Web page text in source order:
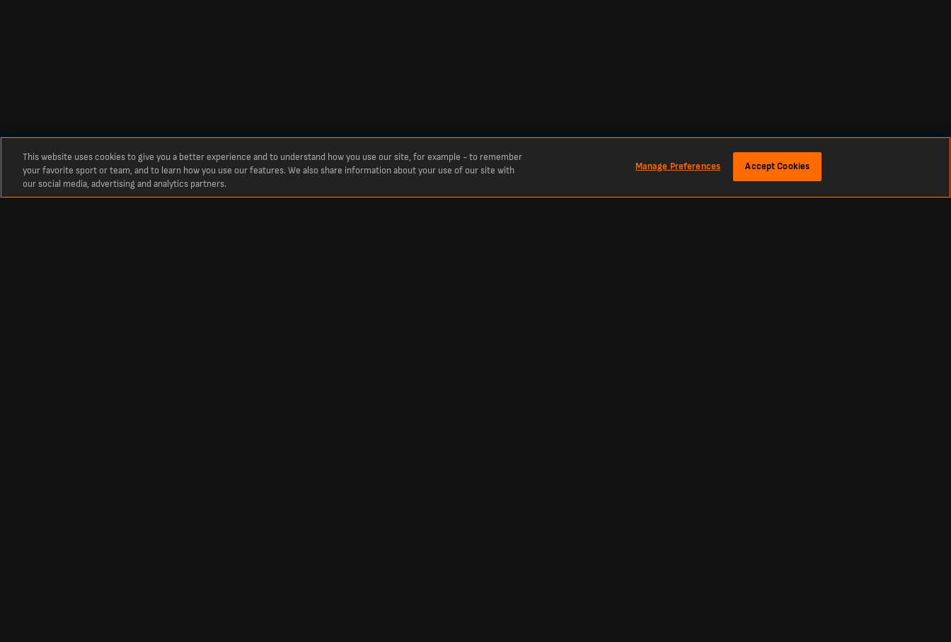
This website uses cookies to give you a better experience and to understand how you use our site, for example - to remember
your favorite sport or team, and to learn how you use our features. We also share information about your use of our site with
our social media, advertising and analytics partners.
Manage Preferences Accept Cookies